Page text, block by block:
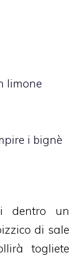
limone
i bignè
dentro un
di sale
togliete